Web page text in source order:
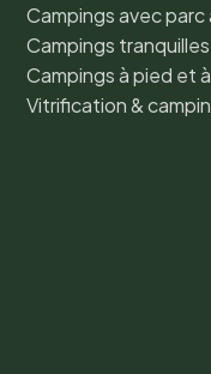
Campings avec
Campings tranquilles
Campings à pied et
Vitrification &